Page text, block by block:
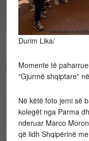
Durim Lika/
Momente të
“Gjurmë shqiptare”
Në këtë foto jemi së
kolegët nga Parma
nderuar Marco
që lidh Shqipërinë